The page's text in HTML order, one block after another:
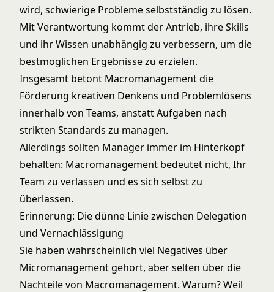
wird, schwierige Probleme selbstständig zu lösen.
Mit Verantwortung kommt der Antrieb, ihre Skills
und ihr Wissen unabhängig zu verbessern, um die
bestmöglichen Ergebnisse zu erzielen.
Insgesamt betont Macromanagement die
Förderung kreativen Denkens und Problemlösens
innerhalb von Teams, anstatt Aufgaben nach
strikten Standards zu managen.
Allerdings sollten Manager immer im Hinterkopf
behalten: Macromanagement bedeutet nicht, Ihr
Team zu verlassen und es sich selbst zu
überlassen.
Erinnerung: Die dünne Linie zwischen Delegation
und Vernachlässigung
Sie haben wahrscheinlich viel Negatives über
Micromanagement gehört, aber selten über die
Nachteile von Macromanagement. Warum? Weil